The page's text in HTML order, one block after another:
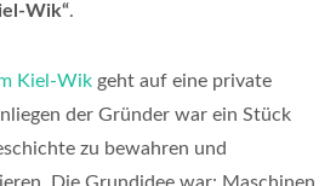
Wik“.
Kiel-Wik geht auf eine private
der Gründer war ein Stück
zu bewahren und